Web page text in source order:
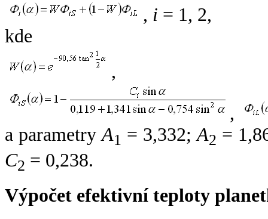
, i = 1, 2,
kde
,
,
a parametryA1 = 3,332;A2 =
C2 = 0,238.
Výpočet efektivní teploty